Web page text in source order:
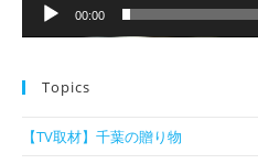
00:00
Topics
【TV取材】千葉の贈り物